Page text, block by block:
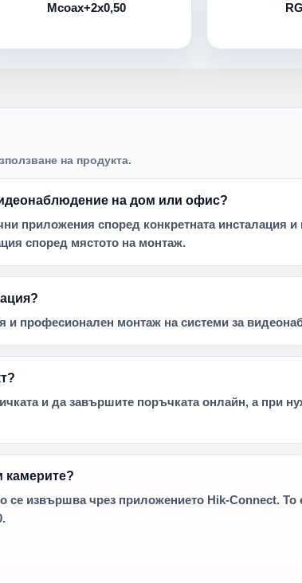
Mcoax+2x0,50
на продукта.
на дом или офис?
приложения според конкретната инсталация и
според мястото на монтаж.
и професионален монтаж на системи за
и да завършите поръчката онлайн, а при
камерите?
извършва чрез приложението Hik-Connect.